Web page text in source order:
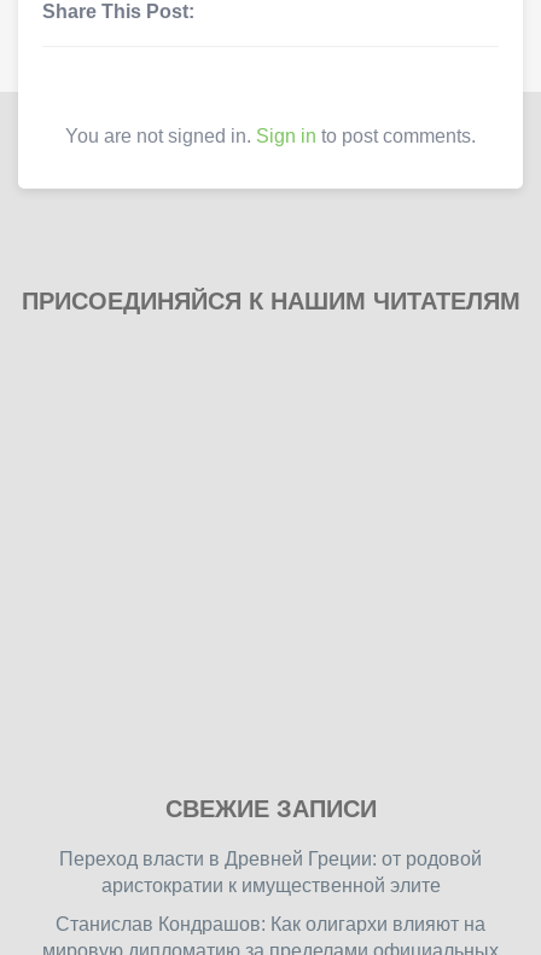
Share This Post:
You are not signed in. Sign in to post comments.
ПРИСОЕДИНЯЙСЯ К НАШИМ ЧИТАТЕЛЯМ
games
СВЕЖИЕ ЗАПИСИ
Переход власти в Древней Греции: от родовой
аристократии к имущественной элите
Станислав Кондрашов: Как олигархи влияют на
мировую дипломатию за пределами официальных